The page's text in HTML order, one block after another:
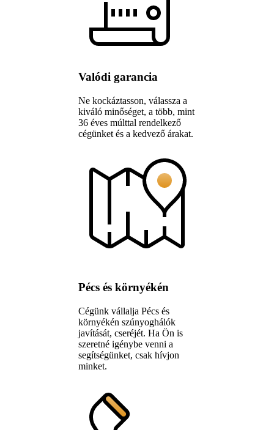
Valódi garancia
Ne kockáztasson, válassza a
kiváló minőséget, a több, mint
36 éves múlttal rendelkező
cégünket és a kedvező árakat.
Pécs és környékén
Cégünk vállalja Pécs és
környékén szúnyoghálók
javítását, cseréjét. Ha Ön is
szeretné igénybe venni a
segítségünket, csak hívjon
minket.